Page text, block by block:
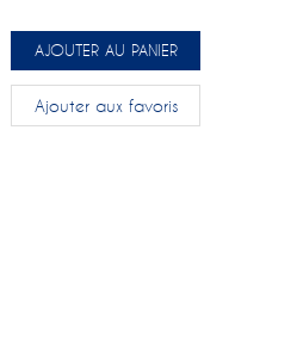
AJOUTER AU PANIER
Ajouter aux favoris